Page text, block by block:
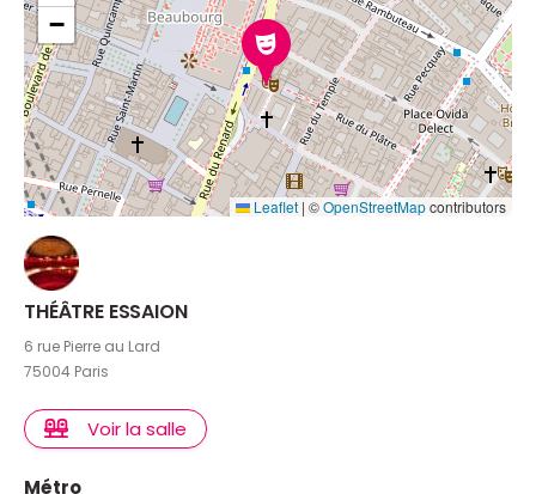
−
Leaflet | ©OpenStreetMapcontributors
THÉÂTRE ESSAION
6 rue Pierre au Lard
75004 Paris
Voir la salle
Métro